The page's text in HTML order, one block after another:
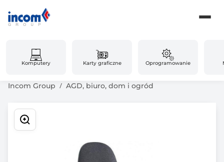
Komputery Karty graficzne Oprogramowanie
Incom Group AGD, biuro, dom i ogród